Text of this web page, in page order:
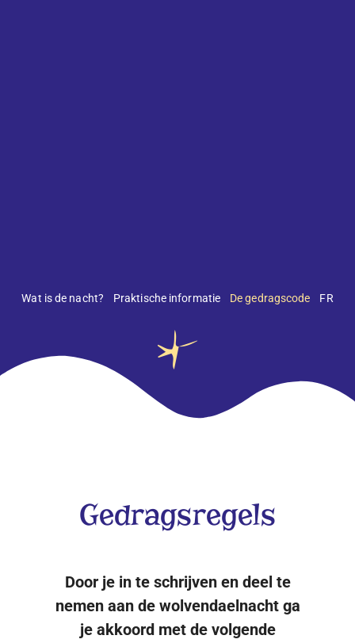
Wat is de nacht? Praktische informatie De gedragscode FR
Gedragsregels
Door je in te schrijven en deel te
nemen aan de wolvendaelnacht ga
je akkoord met de volgende